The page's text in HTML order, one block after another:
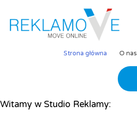
Strona główna O nas
Witamy w Studio Reklamy: